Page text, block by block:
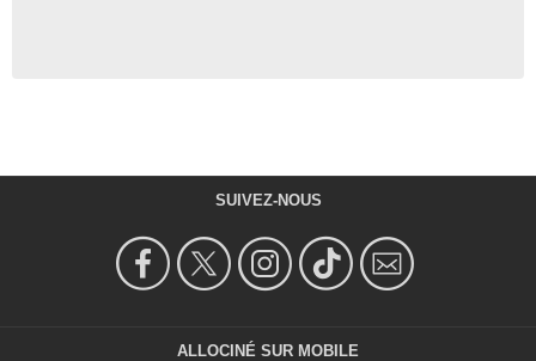
SUIVEZ-NOUS
ALLOCINÉ SUR MOBILE